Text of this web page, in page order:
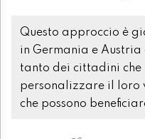
Questo approccio è
in Germania e
tanto dei cittadini che
personalizzare il loro
che possono